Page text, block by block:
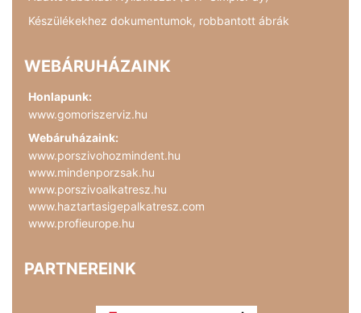
Készülékekhez dokumentumok, robbantott ábrák
WEBÁRUHÁZAINK
Honlapunk:
www.gomoriszerviz.hu
Webáruházaink:
www.porszivohozmindent.hu
www.mindenporzsak.hu
www.porszivoalkatresz.hu
www.haztartasigepalkatresz.com
www.profieurope.hu
PARTNEREINK